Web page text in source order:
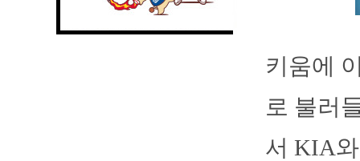
키움에
로 불러
서 KIA